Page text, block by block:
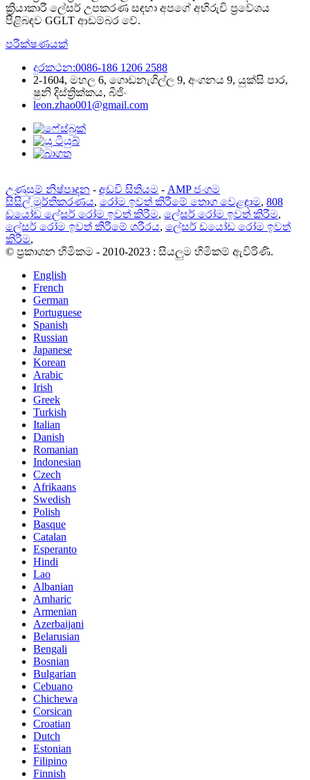
ක්‍රියාකාරී ලේසර් උපකරණ සඳහා අපගේ අභිරුචි ප්‍රවේශය
පිළිබඳව GGLT ආඩම්බර වේ.
පරීක්ෂණයක්
දුරකථන:0086-186 1206 2588
2-1604, මහල 6, ගොඩනැගිල්ල 9, අංගනය 9, යුක්සි පාර,
ෂුනි දිස්ත්‍රික්කය, බීජිං
leon.zhao001@gmail.com
උණුසුම් නිෂ්පාදන - අඩවි සිතියම - AMP ජංගම
සිසිල් මූර්තිකරණය, රෝම ඉවත් කිරීමේ තොග වෙළඳාම, 808
ඩයෝඩ ලේසර් රෝම ඉවත් කිරීම, ලේසර් රෝම ඉවත් කිරීම,
ලේසර් රෝම ඉවත් කිරීමේ ශරීරය, ලේසර් ඩයෝඩ රෝම ඉවත්
කිරීම,
© ප්‍රකාශන හිමිකම - 2010-2023 : සියලුම හිමිකම් ඇවිරිණි.
English
French
German
Portuguese
Spanish
Russian
Japanese
Korean
Arabic
Irish
Greek
Turkish
Italian
Danish
Romanian
Indonesian
Czech
Afrikaans
Swedish
Polish
Basque
Catalan
Esperanto
Hindi
Lao
Albanian
Amharic
Armenian
Azerbaijani
Belarusian
Bengali
Bosnian
Bulgarian
Cebuano
Chichewa
Corsican
Croatian
Dutch
Estonian
Filipino
Finnish